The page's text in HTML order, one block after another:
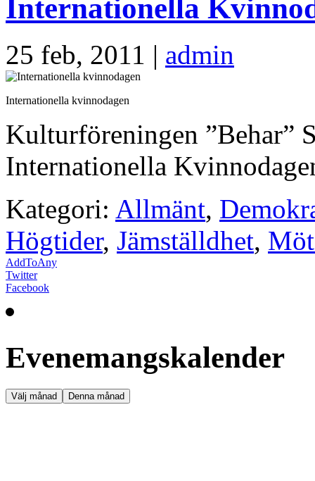
Internationella
25 feb, 2011 | admin
Internationella kvinnodagen
Kulturföreningen ”Behar”
Internationella
Kategori: Allmänt,
Högtider, Jämställdhet,
AddToAny
Twitter
Facebook
Evenemangskalender
Välj månad Denna månad